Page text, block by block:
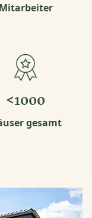
Mitarbeiter
<1000
gesamt